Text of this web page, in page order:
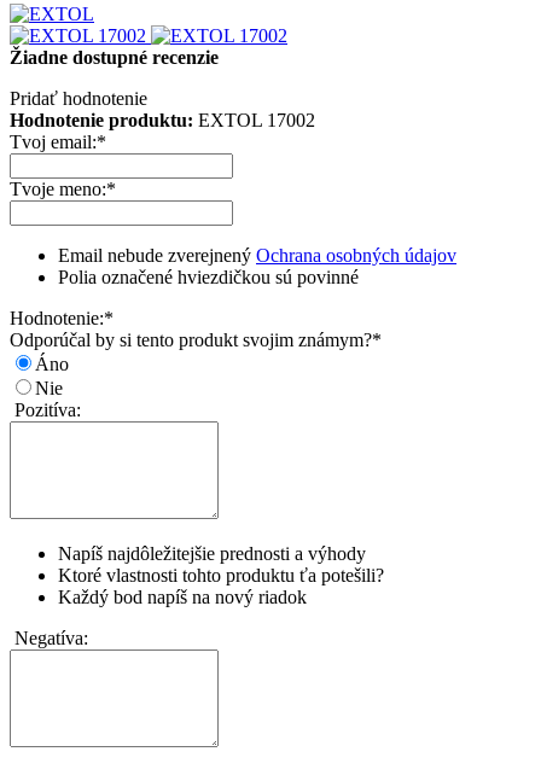
Žiadne dostupné recenzie
Pridať hodnotenie
Hodnotenie produktu: EXTOL 17002
Tvoj email:*
Tvoje meno:*
Email nebude zverejnený Ochrana osobných údajov
Polia označené hviezdičkou sú povinné
Hodnotenie:*
Odporúčal by si tento produkt svojim známym?*
Áno
Nie
Pozitíva:
Napíš najdôležitejšie prednosti a výhody
Ktoré vlastnosti tohto produktu ťa potešili?
Každý bod napíš na nový riadok
Negatíva: